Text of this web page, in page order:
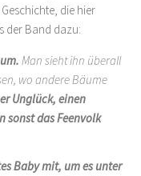
die hier
der Band dazu:
Man sieht ihn überall
wo andere Bäume
Unglück, einen
sonst das Feenvolk
Baby mit, um es unter